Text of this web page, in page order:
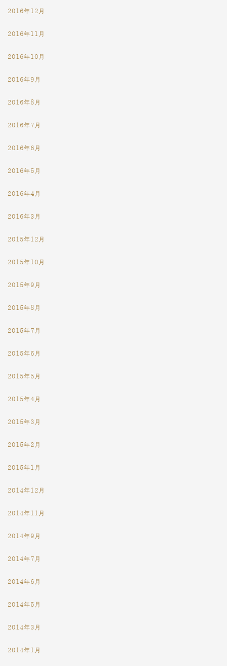
2016年12月
2016年11月
2016年10月
2016年9月
2016年8月
2016年7月
2016年6月
2016年5月
2016年4月
2016年3月
2015年12月
2015年10月
2015年9月
2015年8月
2015年7月
2015年6月
2015年5月
2015年4月
2015年3月
2015年2月
2015年1月
2014年12月
2014年11月
2014年9月
2014年7月
2014年6月
2014年5月
2014年3月
2014年1月